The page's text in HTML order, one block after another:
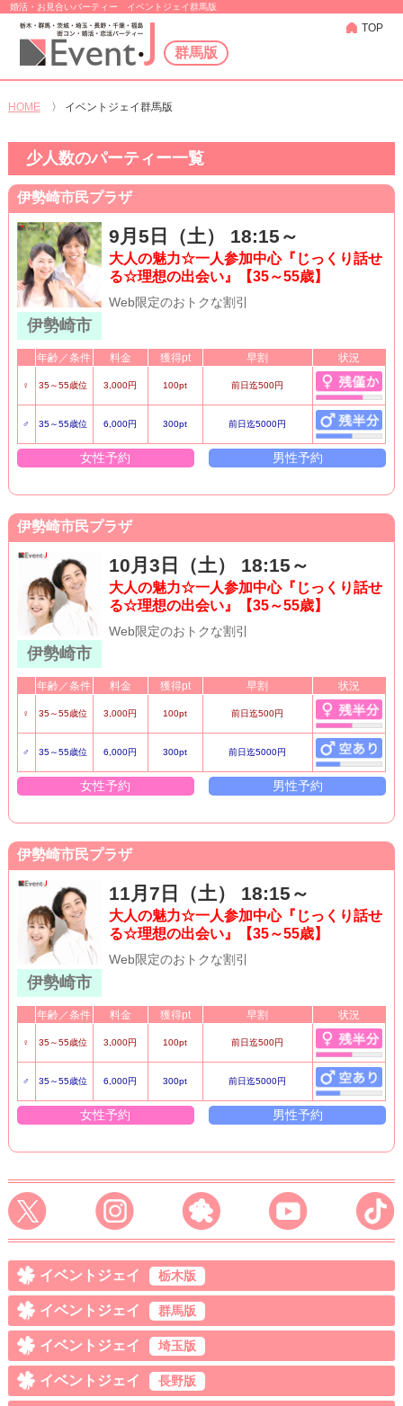
婚活・お見合いパーティー イベントジェイ群馬版
群馬版
TOP
HOME 〉 イベントジェイ群馬版
少人数のパーティー一覧
伊勢崎市民プラザ
伊勢崎市
9月5日（土） 18:15～
大人の魅力☆一人参加中心『じっくり話せ
る☆理想の出会い』【35～55歳】
Web限定のおトクな割引
年齢／条件 料金 獲得pt 早割 状況
♀ 35～55歳位 3,000円 100pt 前日迄500円
♂ 35～55歳位 6,000円 300pt 前日迄5000円
女性予約 男性予約
伊勢崎市民プラザ
伊勢崎市
10月3日（土） 18:15～
大人の魅力☆一人参加中心『じっくり話せ
る☆理想の出会い』【35～55歳】
Web限定のおトクな割引
年齢／条件 料金 獲得pt 早割 状況
♀ 35～55歳位 3,000円 100pt 前日迄500円
♂ 35～55歳位 6,000円 300pt 前日迄5000円
女性予約 男性予約
伊勢崎市民プラザ
伊勢崎市
11月7日（土） 18:15～
大人の魅力☆一人参加中心『じっくり話せ
る☆理想の出会い』【35～55歳】
Web限定のおトクな割引
年齢／条件 料金 獲得pt 早割 状況
♀ 35～55歳位 3,000円 100pt 前日迄500円
♂ 35～55歳位 6,000円 300pt 前日迄5000円
女性予約 男性予約
イベントジェイ 栃木版
イベントジェイ 群馬版
イベントジェイ 埼玉版
イベントジェイ 長野版